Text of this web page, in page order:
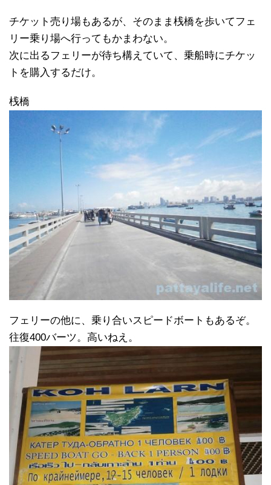
チケット売り場もあるが、そのまま桟橋を歩いてフェ
リー乗り場へ行ってもかまわない。
次に出るフェリーが待ち構えていて、乗船時にチケッ
トを購入するだけ。
桟橋
フェリーの他に、乗り合いスピードボートもあるぞ。
往復400バーツ。高いねえ。